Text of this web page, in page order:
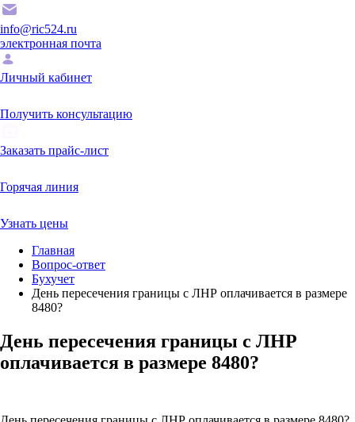
info@ric524.ru
электронная почта
Личный кабинет
Получить консультацию
Заказать прайс-лист
Горячая линия
Узнать цены
Главная
Вопрос-ответ
Бухучет
День пересечения границы с ЛНР оплачивается в размере
8480?
День пересечения границы с ЛНР
оплачивается в размере 8480?